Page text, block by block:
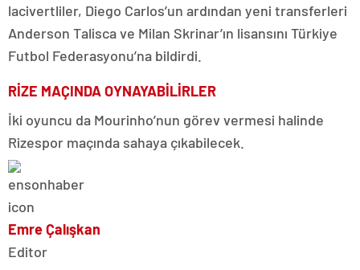
lacivertliler, Diego Carlos’un ardından yeni transferleri
Anderson Talisca ve Milan Skrinar’ın lisansını Türkiye
Futbol Federasyonu’na bildirdi.
RİZE MAÇINDA OYNAYABİLİRLER
İki oyuncu da Mourinho’nun görev vermesi halinde
Rizespor maçında sahaya çıkabilecek.
Emre Çalışkan
Editor